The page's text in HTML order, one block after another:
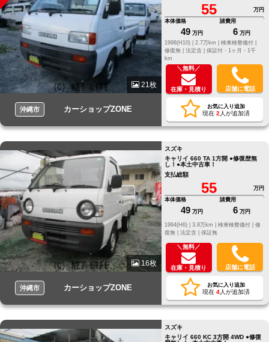
21枚
沖縄市 カーショップZONE
55
万円
本体価格
49 万円
諸費用
6 万円
1998(H10) |
2.7万km |
検車検整備付 |
修復無 | 法定含 | 保証付・1ヶ月・1千
km
＼無料／
在庫・見積り 店舗に電話
お気に入り追加
現在 2 人が追加済
16枚
沖縄市 カーショップZONE
スズキ
キャリイ 660 TA 1方開 ●修復歴無
し！●本土中古車！
支払総額
55
万円
本体価格
49 万円
諸費用
6 万円
修
復無 | 法定含 | 保証無
＼無料／
在庫・見積り 店舗に電話
お気に入り追加
現在 4人が追加済
スズキ
キャリイ 660 KC 3方開 4WD ●修復